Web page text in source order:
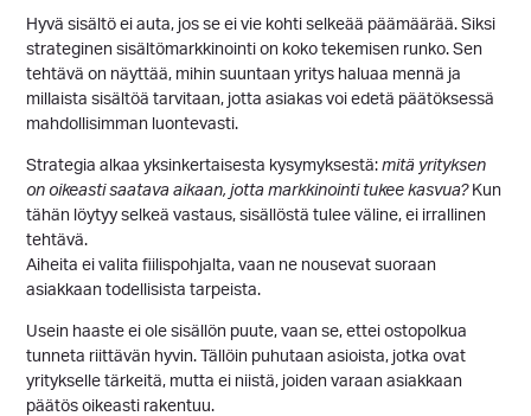
Hyvä sisältö ei auta, jos se ei vie kohti selkeää päämäärää. Siksi
strateginen sisältömarkkinointi on koko tekemisen runko. Sen
tehtävä on näyttää, mihin suuntaan yritys haluaa mennä ja
millaista sisältöä tarvitaan, jotta asiakas voi edetä päätöksessä
mahdollisimman luontevasti.
Strategia alkaa yksinkertaisesta kysymyksestä:mitä yrityksen
on oikeasti saatava aikaan, jotta markkinointi tukee kasvua?Kun
tähän löytyy selkeä vastaus, sisällöstä tulee väline, ei irrallinen
tehtävä.
Aiheita ei valita fiilispohjalta, vaan ne nousevat suoraan
asiakkaan todellisista tarpeista.
Usein haaste ei ole sisällön puute, vaan se, ettei ostopolkua
tunneta riittävän hyvin. Tällöin puhutaan asioista, jotka ovat
yritykselle tärkeitä, mutta ei niistä, joiden varaan asiakkaan
päätös oikeasti rakentuu.